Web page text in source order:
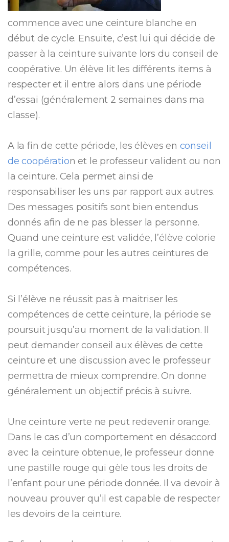
commence avec une ceinture blanche en
début de cycle. Ensuite, c’est lui qui décide de
passer à la ceinture suivante lors du conseil de
coopérative. Un élève lit les différents items à
respecter et il entre alors dans une période
d’essai (généralement 2 semaines dans ma
classe).
A la fin de cette période, les élèves en conseil
de coopération et le professeur valident ou non
la ceinture. Cela permet ainsi de
responsabiliser les uns par rapport aux autres.
Des messages positifs sont bien entendus
donnés afin de ne pas blesser la personne.
Quand une ceinture est validée, l’élève colorie
la grille, comme pour les autres ceintures de
compétences.
Si l’élève ne réussit pas à maitriser les
compétences de cette ceinture, la période se
poursuit jusqu’au moment de la validation. Il
peut demander conseil aux élèves de cette
ceinture et une discussion avec le professeur
permettra de mieux comprendre. On donne
généralement un objectif précis à suivre.
Une ceinture verte ne peut redevenir orange.
Dans le cas d’un comportement en désaccord
avec la ceinture obtenue, le professeur donne
une pastille rouge qui gèle tous les droits de
l’enfant pour une période donnée. Il va devoir à
nouveau prouver qu’il est capable de respecter
les devoirs de la ceinture.